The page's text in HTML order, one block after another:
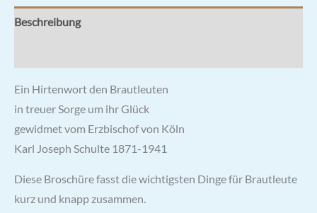
Beschreibung
Ein Hirtenwort den Brautleuten
in treuer Sorge um ihr Glück
gewidmet vom Erzbischof von Köln
Karl Joseph Schulte 1871-1941
Diese Broschüre fasst die wichtigsten Dinge für Brautleute
kurz und knapp zusammen.